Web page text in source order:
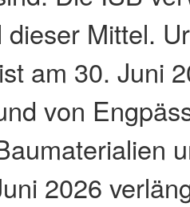
dieser Mittel.
am 30. Juni
von
2026